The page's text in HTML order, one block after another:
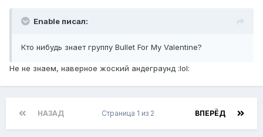
Enable писал:
Кто нибудь знает группу Bullet For My Valentine?
Не не знаем, наверное жоский андеграунд :lol:
НАЗАД ВПЕРЁД
Страница 1 из 2